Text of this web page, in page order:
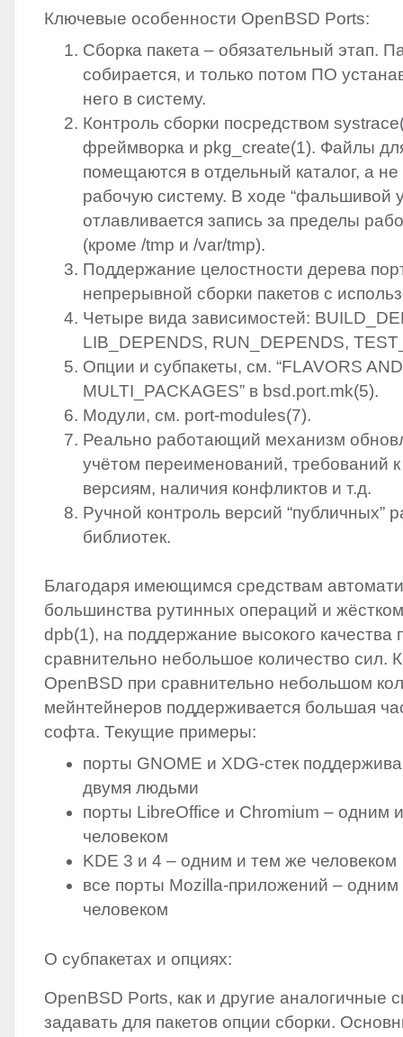
Ключевые особенности OpenBSD Ports:
Сборка пакета – обязательный этап.
собирается, и только потом ПО
него в систему.
Контроль сборки посредством
фреймворка и pkg_create(1). Файлы
помещаются в отдельный каталог, а
рабочую систему. В ходе “фальшивой
отлавливается запись за пределы
(кроме /tmp и /var/tmp).
Поддержание целостности дерева
непрерывной сборки пакетов с
Четыре вида зависимостей:
LIB_DEPENDS, RUN_DEPENDS,
Опции и субпакеты, см. “FLAVORS AND
MULTI_PACKAGES” в bsd.port.mk(5).
Модули, см. port-modules(7).
Реально работающий механизм
учётом переименований, требований
версиям, наличия конфликтов и т.д.
Ручной контроль версий “публичных”
библиотек.
Благодаря имеющимся средствам
большинства рутинных операций и
dpb(1), на поддержание высокого качества
сравнительно небольшое количество сил.
OpenBSD при сравнительно небольшом
мейнтейнеров поддерживается большая
софта. Текущие примеры:
порты GNOME и XDG-стек
двумя людьми
порты LibreOffice и Chromium – одним
человеком
KDE 3 и 4 – одним и тем же человеком
все порты Mozilla-приложений –
человеком
О субпакетах и опциях:
OpenBSD Ports, как и другие аналогичные
задавать для пакетов опции сборки.